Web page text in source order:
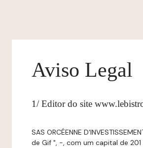
Aviso Legal
1/ Editor do site
SAS ORCÉENNE
de Gif ", -, com um capital de